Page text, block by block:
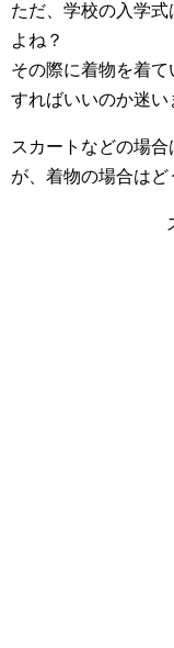
ただ、学校の入学
よね？
その際に着物を着
すればいいのか迷い
スカートなどの場
が、着物の場合はど